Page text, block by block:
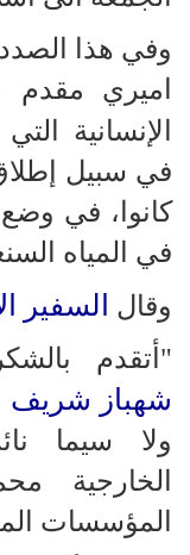
وفي هذا
اميري مقدم
الإنسانية التي
في سبيل
كانوا، في
في المياه
وقال
السفير
"أتقدم
شهباز شريف
ولا سيما
الخارجية
المؤسسات